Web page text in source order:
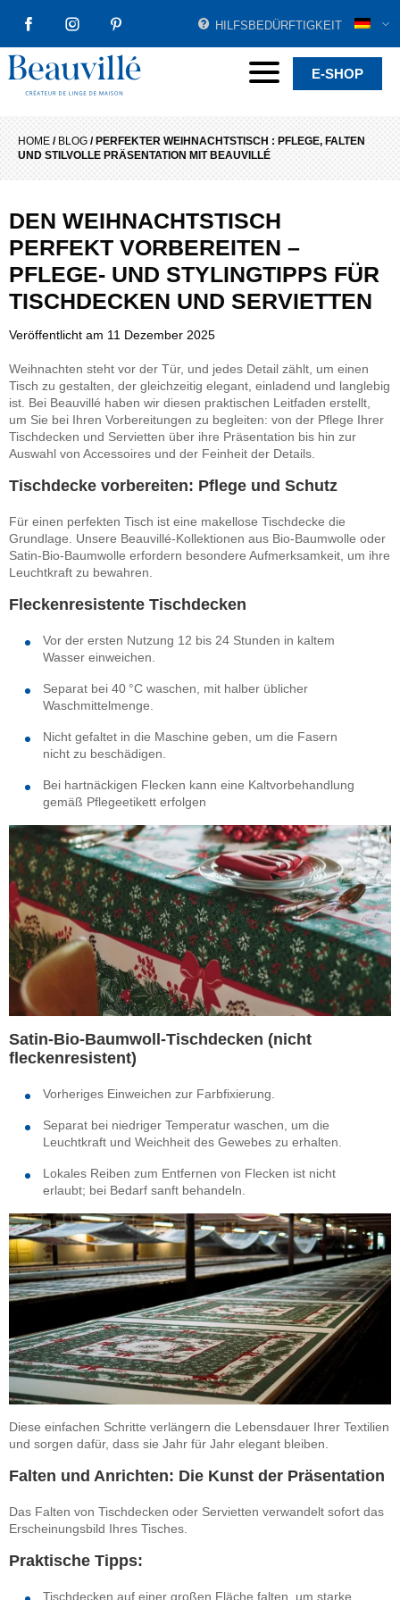
FACEBOOKINSTAGRAMPINTEREST
HILFSBEDÜRFTIGKEIT
Beauvillé Creator by tradition Menu E-SHOP
HOME / BLOG / PERFEKTER WEIHNACHTSTISCH : PFLEGE, FALTEN
UND STILVOLLE PRÄSENTATION MIT BEAUVILLÉ
DEN WEIHNACHTSTISCH
PERFEKT VORBEREITEN –
PFLEGE- UND STYLINGTIPPS FÜR
TISCHDECKEN UND SERVIETTEN
Veröffentlicht am 11 Dezember 2025
Weihnachten steht vor der Tür, und jedes Detail zählt, um einen
Tisch zu gestalten, der gleichzeitig elegant, einladend und langlebig
ist. Bei Beauvillé haben wir diesen praktischen Leitfaden erstellt,
um Sie bei Ihren Vorbereitungen zu begleiten: von der Pflege Ihrer
Tischdecken und Servietten über ihre Präsentation bis hin zur
Auswahl von Accessoires und der Feinheit der Details.
Tischdecke vorbereiten: Pflege und Schutz
Für einen perfekten Tisch ist eine makellose Tischdecke die
Grundlage. Unsere Beauvillé-Kollektionen aus Bio-Baumwolle oder
Satin-Bio-Baumwolle erfordern besondere Aufmerksamkeit, um ihre
Leuchtkraft zu bewahren.
Fleckenresistente Tischdecken
Vor der ersten Nutzung 12 bis 24 Stunden in kaltem
Wasser einweichen.
Separat bei 40 °C waschen, mit halber üblicher
Waschmittelmenge.
Nicht gefaltet in die Maschine geben, um die Fasern
nicht zu beschädigen.
Bei hartnäckigen Flecken kann eine Kaltvorbehandlung
gemäß Pflegeetikett erfolgen
Satin-Bio-Baumwoll-Tischdecken (nicht
fleckenresistent)
Vorheriges Einweichen zur Farbfixierung.
Separat bei niedriger Temperatur waschen, um die
Leuchtkraft und Weichheit des Gewebes zu erhalten.
Lokales Reiben zum Entfernen von Flecken ist nicht
erlaubt; bei Bedarf sanft behandeln.
Diese einfachen Schritte verlängern die Lebensdauer Ihrer Textilien
und sorgen dafür, dass sie Jahr für Jahr elegant bleiben.
Falten und Anrichten: Die Kunst der Präsentation
Das Falten von Tischdecken oder Servietten verwandelt sofort das
Erscheinungsbild Ihres Tisches.
Praktische Tipps:
Tischdecken auf einer großen Fläche falten, um starke